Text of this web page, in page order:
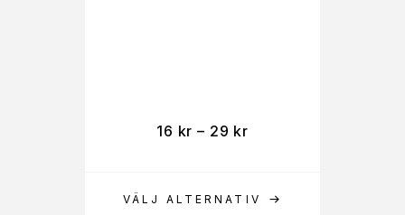
VÄLJ ALTERNATIV
16 kr – 29 kr